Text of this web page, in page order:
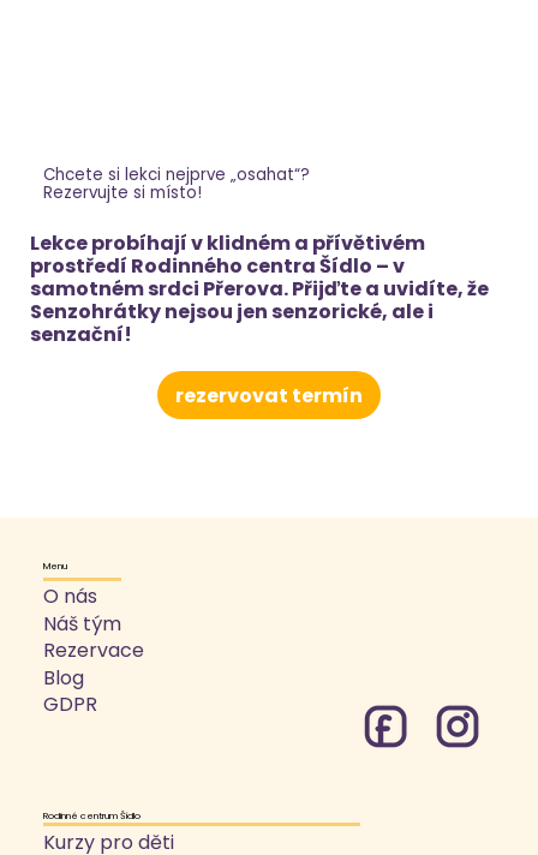
Chcete si lekci nejprve „osahat“?
Rezervujte si místo!
Lekce probíhají v klidném a přívětivém
prostředí Rodinného centra Šídlo – v
samotném srdci Přerova. Přijďte a uvidíte, že
Senzohrátky nejsou jen senzorické, ale i
senzační!
rezervovat termín
Menu
O nás
Náš tým
Rezervace
Blog
GDPR
Rodinné centrum Šídlo
Kurzy pro děti